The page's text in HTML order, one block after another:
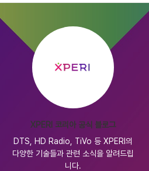
XPERI 코리아 공식 블로그
DTS, HD Radio, TiVo 등 XPERI의
다양한 기술들과 관련 소식을 알려드립
니다.